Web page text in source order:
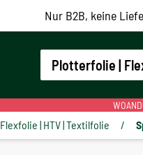
Nur B2B, keine
Plotterfolie |
Flexfolie | HTV | Textilfolie /